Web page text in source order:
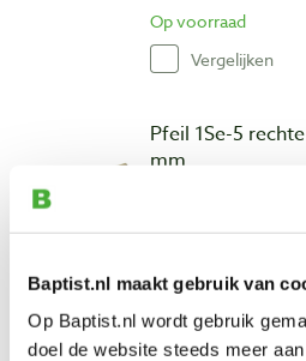
Baptist.nl maakt gebruik van
Op Baptist.nl wordt gebruik
doel de website steeds meer
Op voorraad
Vergelijken
Pfeil 1Se-5
mm
€ 29,40 incl. btw
Op voorraad
Vergelijken